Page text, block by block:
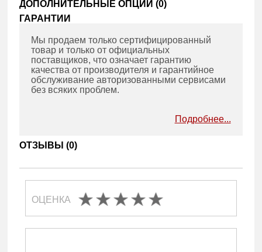
ДОПОЛНИТЕЛЬНЫЕ ОПЦИИ (0)
ГАРАНТИИ
Мы продаем только сертифицированный
товар и только от официальных
поставщиков, что означает гарантию
качества от производителя и гарантийное
обслуживание авторизованными сервисами
без всяких проблем.
Подробнее...
ОТЗЫВЫ (0)
ОЦЕНКА